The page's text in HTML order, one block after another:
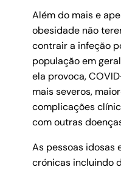
Além do mais e
obesidade não
contrair a infeção
população em
ela provoca,
mais severos,
complicações
com outras
As pessoas idosas
crónicas incluindo